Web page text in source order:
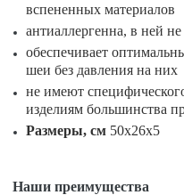
вспененных материалов
антиаллергенна, в ней
обеспечивает
шеи без давления на них
не имеют
изделиям большинства
Размеры, см 50х26х5
Наши преимущества